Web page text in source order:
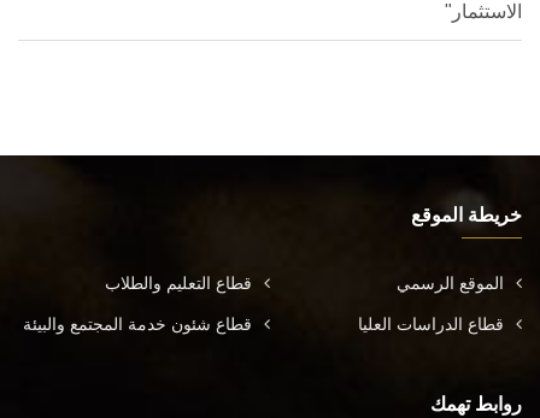
الاستثمار"
خريطة الموقع
الموقع الرسمي قطاع التعليم والطلاب
قطاع الدراسات العليا قطاع شئون خدمة المجتمع والبيئة
روابط تهمك